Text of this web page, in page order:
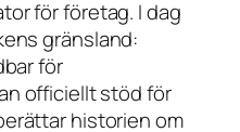
för företag. I dag
gränsland:
för
officiellt stöd för
historien om